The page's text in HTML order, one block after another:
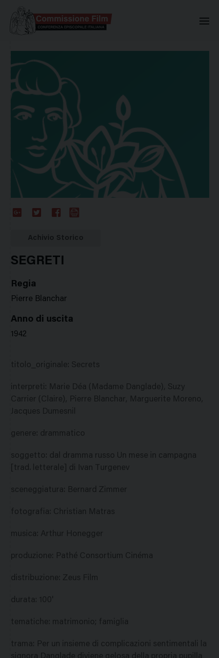
SEGRETI
Regia
Pierre Blanchar
Anno di uscita
1942
titolo_originale: Secrets
interpreti: Marie Déa (Madame Danglade), Suzy
Carrier (Claire), Pierre Blanchar, Marguerite Moreno,
Jacques Dumesnil
genere: drammatico
soggetto: dal dramma russo Un mese in campagna
[trad. letterale] di Ivan Turgenev
sceneggiatura: Bernard Zimmer
fotografia: Christian Matras
musica: Arthur Honegger
produzione: Pathé Consortium Cinéma
distribuzione: Zeus Film
durata: 100'
tematiche: matrimonio; famiglia
trama: Per un insieme di complicazioni sentimentali la